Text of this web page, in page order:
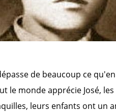
de beaucoup ce qu'en
le monde apprécie José, les
leurs enfants ont un